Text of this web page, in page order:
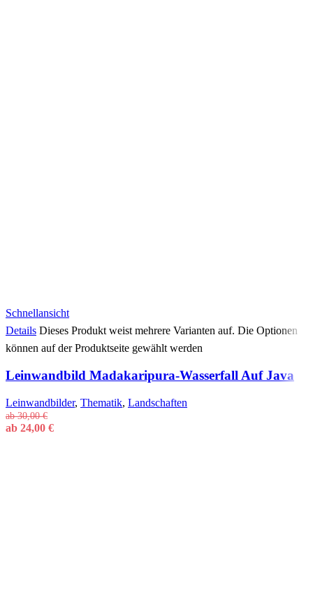
Schnellansicht
Details Dieses Produkt weist mehrere Varianten auf. Die Optionen
können auf der Produktseite gewählt werden
Leinwandbild Madakaripura-Wasserfall Auf Java
Leinwandbilder, Thematik, Landschaften
ab30,00€
ab 24,00 €